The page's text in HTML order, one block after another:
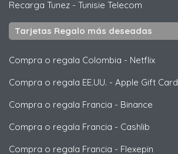
Recarga Tunez - Tunisie Telecom
Tarjetas Regalo más deseadas
Compra o regala Colombia - Netflix
Compra o regala EE.UU. - Apple Gift Card
Compra o regala Francia - Binance
Compra o regala Francia - Cashlib
Compra o regala Francia - Flexepin